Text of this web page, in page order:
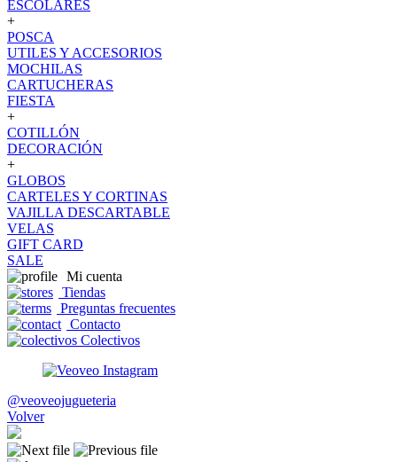
ESCOLARES
+
POSCA
UTILES Y ACCESORIOS
MOCHILAS
CARTUCHERAS
FIESTA
+
COTILLÓN
DECORACIÓN
+
GLOBOS
CARTELES Y CORTINAS
VAJILLA DESCARTABLE
VELAS
GIFT CARD
SALE
Mi cuenta
Tiendas
Preguntas frecuentes
Contacto
Colectivos
@veoveojugueteria
Volver